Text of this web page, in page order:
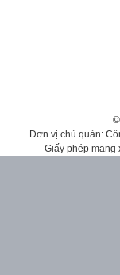
Đơn vị chủ quản:
Giấy phép mạng